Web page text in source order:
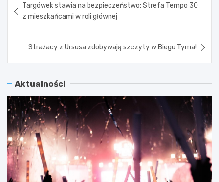
wpisu
Targówek stawia na bezpieczeństwo: Strefa Tempo 30
z mieszkańcami w roli głównej
Strażacy z Ursusa zdobywają szczyty w Biegu Tyma!
Aktualności